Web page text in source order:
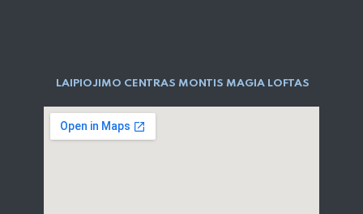
LAIPIOJIMO CENTRAS MONTIS MAGIA LOFTAS